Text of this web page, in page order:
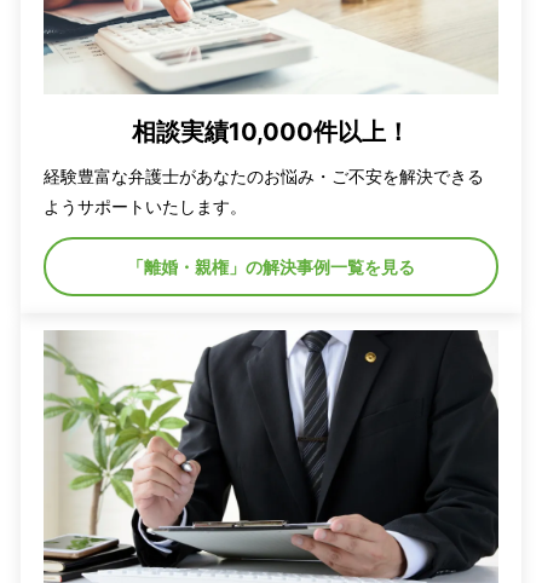
相談実績10,000件以上！
経験豊富な弁護士があなたのお悩み・ご不安を解決できる
ようサポートいたします。
「離婚・親権」の解決事例一覧を見る